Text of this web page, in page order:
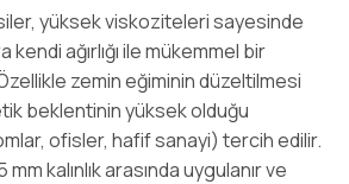
yüksek viskoziteleri sayesinde
ağırlığı ile mükemmel bir
zemin eğiminin düzeltilmesi
beklentinin yüksek olduğu
ofisler, hafif sanayi) tercih edilir.
kalınlık arasında uygulanır ve